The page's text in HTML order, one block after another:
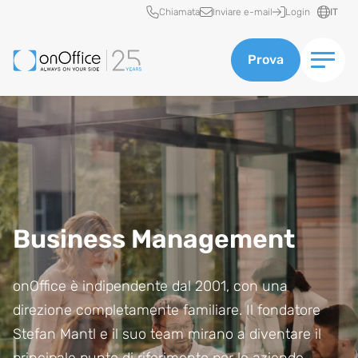
Accesso rapido
Chiamata Inviare e-mail Login IT
Prova
Business Management
onOffice è indipendente dal 2001, con una
direzione completamente familiare. Il fondatore
Stefan Mantl e il suo team mirano a diventare il